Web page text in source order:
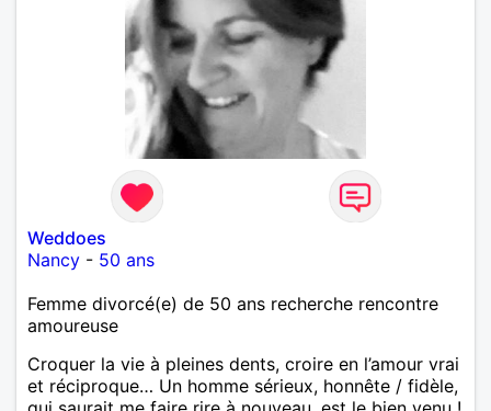
Weddoes
Nancy - 50 ans
Femme divorcé(e) de 50 ans recherche rencontre
amoureuse
Croquer la vie à pleines dents, croire en l’amour vrai
et réciproque… Un homme sérieux, honnête / fidèle,